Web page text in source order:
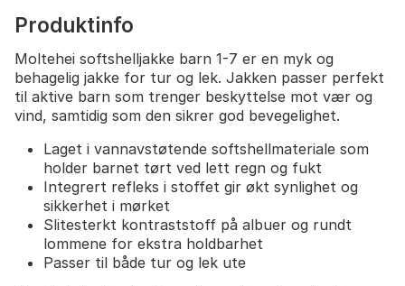
Produktinfo
Moltehei softshelljakke barn 1-7 er en myk og
behagelig jakke for tur og lek. Jakken passer perfekt
til aktive barn som trenger beskyttelse mot vær og
vind, samtidig som den sikrer god bevegelighet.
Laget i vannavstøtende softshellmateriale som
holder barnet tørt ved lett regn og fukt
Integrert refleks i stoffet gir økt synlighet og
sikkerhet i mørket
Slitesterkt kontraststoff på albuer og rundt
lommene for ekstra holdbarhet
Passer til både tur og lek ute